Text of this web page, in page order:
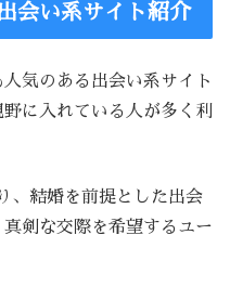
会い系サイト紹介
気のある出会い系サイト
に入れている人が多く利
、結婚を前提とした出会
剣な交際を希望するユー